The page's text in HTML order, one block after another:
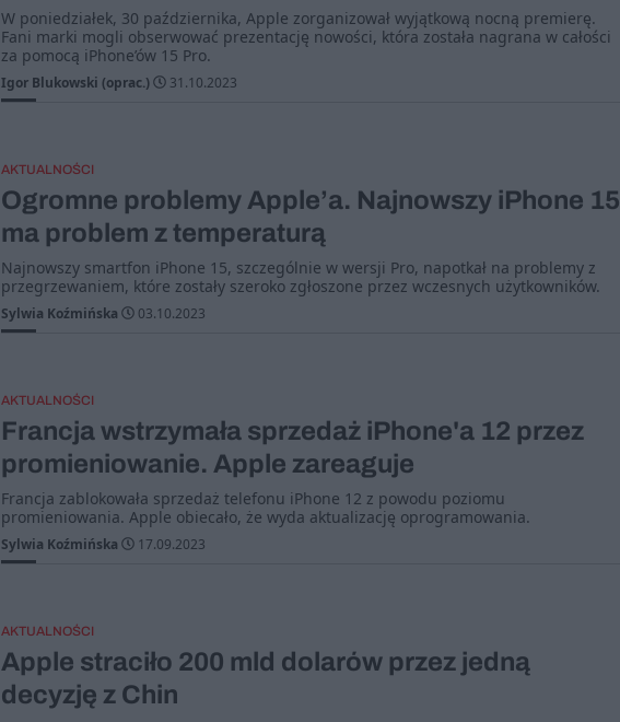
W poniedziałek, 30 października, Apple zorganizował wyjątkową nocną premierę.
Fani marki mogli obserwować prezentację nowości, która została nagrana w całości
za pomocą iPhone’ów 15 Pro.
Igor Blukowski (oprac.) 31.10.2023
AKTUALNOŚCI
Ogromne problemy Apple’a. Najnowszy iPhone 15
ma problem z temperaturą
Najnowszy smartfon iPhone 15, szczególnie w wersji Pro, napotkał na problemy z
przegrzewaniem, które zostały szeroko zgłoszone przez wczesnych użytkowników.
Sylwia Koźmińska 03.10.2023
AKTUALNOŚCI
Francja wstrzymała sprzedaż iPhone'a 12 przez
promieniowanie. Apple zareaguje
Francja zablokowała sprzedaż telefonu iPhone 12 z powodu poziomu
promieniowania. Apple obiecało, że wyda aktualizację oprogramowania.
Sylwia Koźmińska 17.09.2023
AKTUALNOŚCI
Apple straciło 200 mld dolarów przez jedną
decyzję z Chin